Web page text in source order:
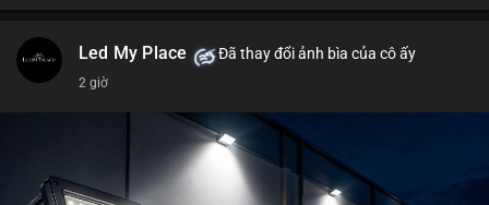
Led My Place Đã thay đổi ảnh bìa của cô ấy
2 giờ